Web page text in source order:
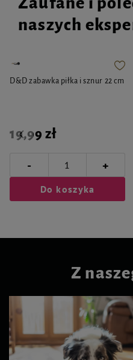
naszych
D&D zabawka piłka i sznur 22 cm
19,99 zł
- +
Do koszyka
Z